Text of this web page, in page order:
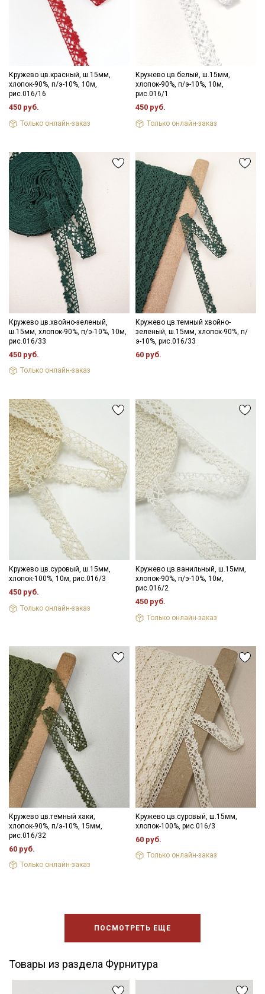
Кружево цв.красный, ш.15мм,
хлопок-90%, п/э-10%, 10м,
рис.016/16
450 руб.
Только онлайн-заказ
Кружево цв.белый, ш.15мм,
хлопок-90%, п/э-10%, 10м,
рис.016/1
450 руб.
Только онлайн-заказ
Кружево цв.хвойно-зеленый,
ш.15мм, хлопок-90%, п/э-10%, 10м,
рис.016/33
450 руб.
Только онлайн-заказ
Кружево цв.темный хвойно-
зеленый, ш.15мм, хлопок-90%, п/
э-10%, рис.016/33
60 руб.
Кружево цв.суровый, ш.15мм,
хлопок-100%, 10м, рис.016/3
450 руб.
Только онлайн-заказ
Кружево цв.ванильный, ш.15мм,
хлопок-90%, п/э-10%, 10м,
рис.016/2
450 руб.
Только онлайн-заказ
Кружево цв.темный хаки,
хлопок-90%, п/э-10%, 15мм,
рис.016/32
60 руб.
Только онлайн-заказ
Кружево цв.суровый, ш.15мм,
хлопок-100%, рис.016/3
60 руб.
Только онлайн-заказ
ПОСМОТРЕТЬ ЕЩЕ
Товары из раздела Фурнитура
Секретная рассылка от Купава
Мы публикуем здесь дополнительные
промокоды и скидки до 30% на узкие
категории тканей
Электронная почта
Подписаться
Ознакомлен(а) с
Политикой обработки персональных
данныхи даюСогласие на обработку персональных
данных
Согласие на получение рекламных и
информационных рассылок